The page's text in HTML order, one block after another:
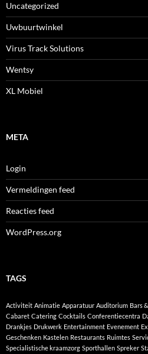
Uncategorized
Uwbuurtwinkel
Virus Track Solutions
Wentsy
XL Mobiel
META
Login
Vermeldingen feed
Reacties feed
WordPress.org
TAGS
Activiteit Animatie Apparatuur Auditorium Bars
Cabaret Catering Cocktails Conferentiecentra
Drankjes Drukwerk Entertainment Evenement
Geschenken Kastelen Restaurants Ruimtes
Specialistische kraamzorg Sporthallen Spreker